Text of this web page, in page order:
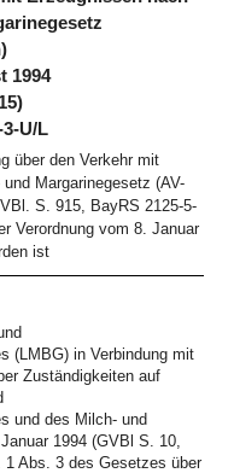
1994
3-U/L
über den Verkehr mit
Margarinegesetz (AV-
S. 915, BayRS 2125-5-
Verordnung vom 8. Januar
ist
(LMBG) in Verbindung mit
Zuständigkeiten auf
und des Milch- und
1994 (GVBl S. 10,
1 Abs. 3 des Gesetzes über